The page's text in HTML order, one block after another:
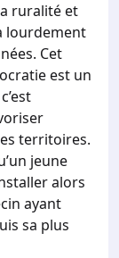
ruralité et
lourdement
Cet
est un
territoires.
jeune
alors
ayant
sa plus